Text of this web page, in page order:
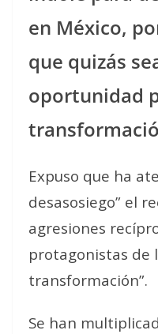
en México,
que quizás
oportunidad
Expuso que ha
desasosiego” el
agresiones
protagonistas de
transformación”.
Se han